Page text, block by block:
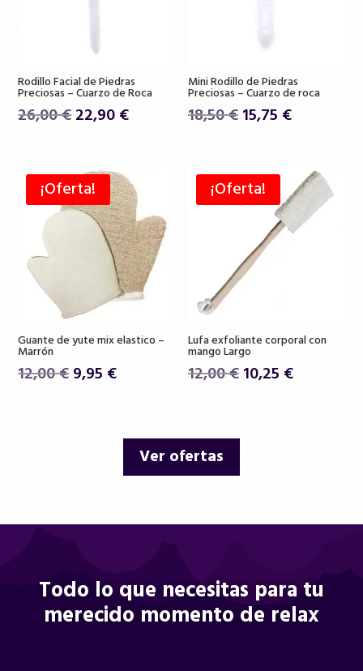
Rodillo Facial de Piedras
Preciosas – Cuarzo de Roca
26,00€El
era:
26,00 €.
22,90€El
es:
22,90 €.
Mini Rodillo de Piedras
Preciosas – Cuarzo de roca
18,50€El
era:
18,50 €.
15,75 €El
es:
15,75 €.
¡Oferta!
Guante de yute mix elastico –
Marrón
12,00€El
9,95 €El
es:
9,95 €.
¡Oferta!
Lufa exfoliante corporal con
mango Largo
12,00€El
10,25 €El
Ver ofertas
Todo lo que necesitas para tu
merecido momento de relax